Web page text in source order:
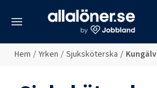
Hem / Yrken / Sjuksköterska / Kungälv